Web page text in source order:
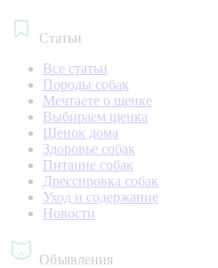
Статьи
Все статьи
Породы собак
Мечтаете о щенке
Выбираем щенка
Щенок дома
Здоровье собак
Питание собак
Дрессировка собак
Уход и содержание
Новости
Объявления